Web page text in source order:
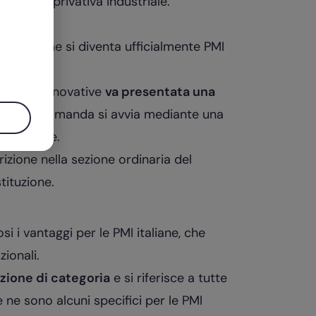
come si diventa ufficialmente PMI
PMI Innovative va presentata una
. La domanda si avvia mediante una
Imprese.
nella sezione ordinaria del
i vantaggi per le PMI italiane, che
di categoriae si riferisce a tutte
sono alcuni specifici per le PMI